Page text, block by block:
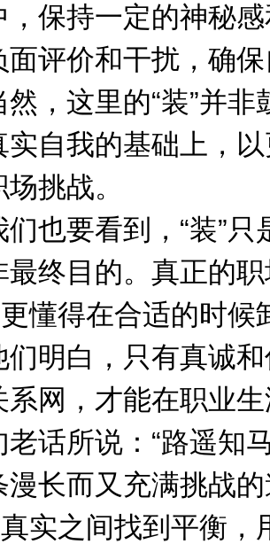
，保持一定的神秘
面评价和干扰，确
，这里的“装”并
实自我的基础上，
挑战。
也要看到，“装”
最终目的。真正的
更懂得在合适的时
们明白，只有真诚
系网，才能在职业
老话所说：“路遥知
漫长而又充满挑战
真实之间找到平衡